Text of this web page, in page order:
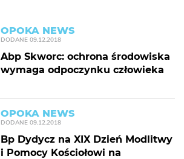
OPOKA NEWS
DODANE 09.12.2018
Abp Skworc: ochrona środowiska
wymaga odpoczynku człowieka
OPOKA NEWS
DODANE 09.12.2018
Bp Dydycz na XIX Dzień Modlitwy
i Pomocy Kościołowi na